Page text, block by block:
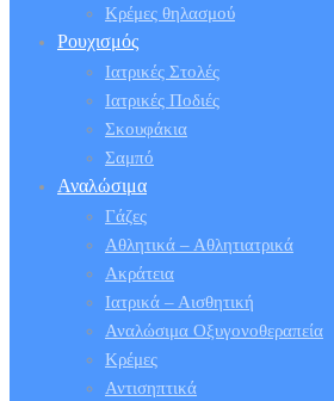
Κρέμες θηλασμού
Ρουχισμός
Ιατρικές Στολές
Ιατρικές Ποδιές
Σκουφάκια
Σαμπό
Αναλώσιμα
Γάζες
Αθλητικά – Αθλητιατρικά
Ακράτεια
Ιατρικά – Αισθητική
Αναλώσιμα Οξυγονοθεραπεία
Κρέμες
Αντισηπτικά